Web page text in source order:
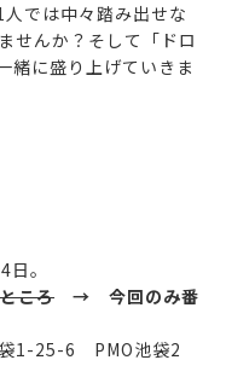
では中々踏み出せな
せんか？そして「ドロ
緒に盛り上げていきま
。
ころ → 今回のみ番
袋1-25-6 PMO池袋2